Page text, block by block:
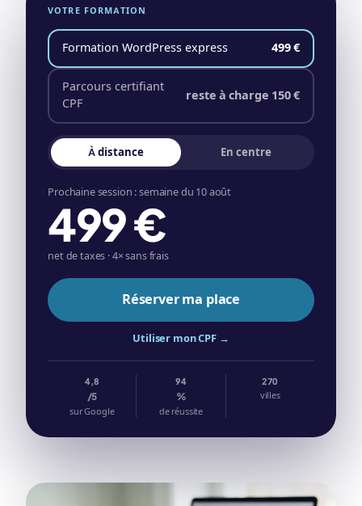
VOTRE FORMATION
Formation WordPress express 499 €
Parcours certifiant
CPF
reste à charge 150 €
À distance En centre
Prochaine session : semaine du 10 août
499 €
net de taxes · 4× sans frais
Réserver ma place
Utiliser mon CPF →
4,8
/5
sur Google
94
%
de réussite
270
villes